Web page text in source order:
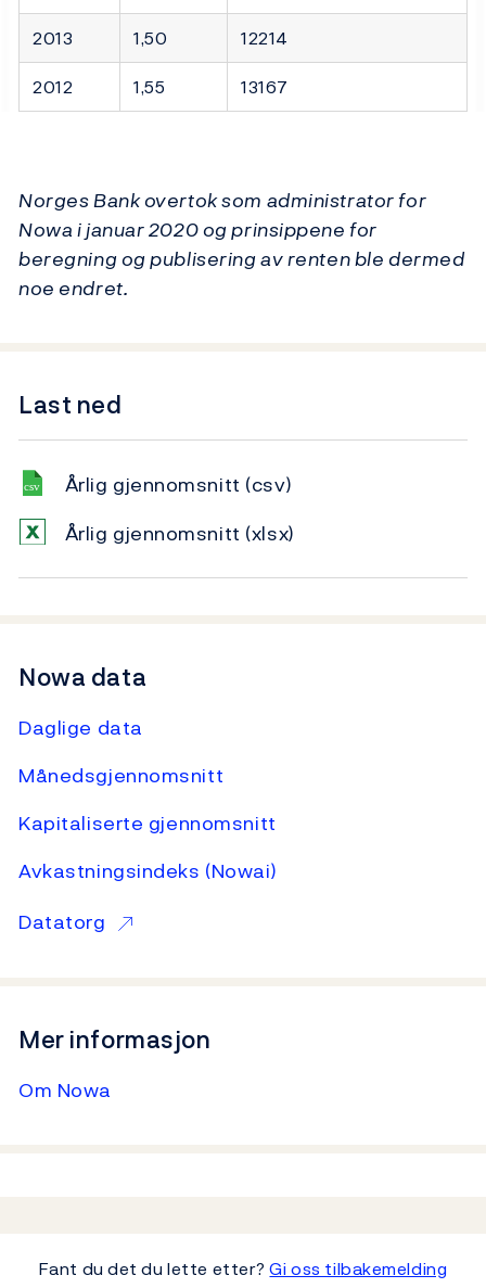
2013
1,50
12214
2012
1,55 13167
Norges Bank overtok som administrator for
Nowa i januar 2020 og prinsippene for
beregning og publisering av renten ble dermed
noe endret.
Last ned
Årlig gjennomsnitt (csv)
Årlig gjennomsnitt (xlsx)
Nowa data
Daglige data
Månedsgjennomsnitt
Kapitaliserte gjennomsnitt
Avkastningsindeks (Nowai)
Datatorg
Mer informasjon
Om Nowa
Fant du det du lette etter?Gi oss tilbakemelding